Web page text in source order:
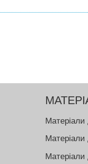
Матеріали
Матеріали
Матеріали